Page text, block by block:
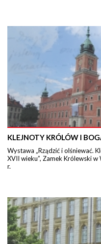
KLEJNOTY KRÓLÓW I
Wystawa „Rządzić i olśniewać.
XVII wieku”, Zamek Królewski
r.